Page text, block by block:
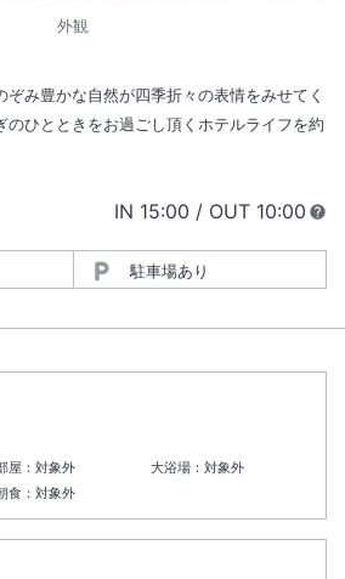
外観
み豊かな自然が四季折々の表情をみせてく
のひとときをお過ごし頂くホテルライフを約
IN チェックイン
15:00 / OUT チェック
10:00
駐車場あり
屋： 対象外 大浴場：対象外
食： 対象外